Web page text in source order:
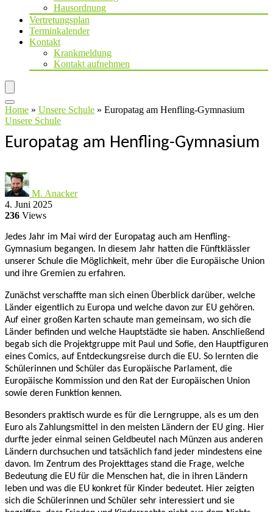
Hausordnung
Vertretungsplan
Terminkalender
Kontakt
Krankmeldung
Kontakt aufnehmen
Home » Unsere Schule » Europatag am Henfling-Gymnasium
Unsere Schule
Europatag am Henfling-Gymnasium
M. Anacker
4. Juni 2025
236 Views
Jedes Jahr im Mai wird der Europatag auch am Henfling-
Gymnasium begangen. In diesem Jahr hatten die Fünftklässler
unserer Schule die Möglichkeit, mehr über die Europäische Union
und ihre Gremien zu erfahren.
Zunächst verschaffte man sich einen Überblick darüber, welche
Länder eigentlich zu Europa und welche davon zur EU gehören.
Auf einer großen Karten schaute man gemeinsam, wo sich die
Länder befinden und welche Hauptstädte sie haben. Anschließend
begab sich die Projektgruppe mit Paul und Sofie, den Hauptfiguren
eines Comics, auf Entdeckungsreise durch die EU. So lernten die
Schülerinnen und Schüler das Europäische Parlament, die
Europäische Kommission und den Rat der Europäischen Union
sowie deren Funktion kennen.
Besonders praktisch wurde es für die Lerngruppe, als es um den
Euro als Zahlungsmittel in den meisten Ländern der EU ging. Hier
durfte jeder einmal seinen Geldbeutel nach Münzen aus anderen
Ländern durchsuchen und tatsächlich fand jeder mindestens eine
davon. Im Zentrum des Projekttages stand die Frage, welche
Bedeutung die EU für die Menschen hat, die in ihren Ländern
leben und was die EU konkret für Kinder bedeutet. Hier zeigten
sich die Schülerinnen und Schüler sehr interessiert und sie